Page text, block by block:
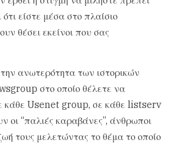
ότι είστε μέσα στο πλαίσιο
θέσει εκείνοι που σας
ανωτερότητα των ιστορικών
στο οποίο θέλετε να
κάθε Usenet group, σε κάθε listserv
“παλιές καραβάνες”, άνθρωποι
τους μελετώντας το θέμα το οποίο